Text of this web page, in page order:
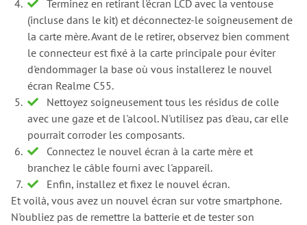
Terminez en retirant l'écran LCD avec la ventouse
(incluse dans le kit) et déconnectez-le soigneusement de
la carte mère. Avant de le retirer, observez bien comment
le connecteur est fixé à la carte principale pour éviter
d'endommager la base où vous installerez le nouvel
écran Realme C55.
Nettoyez soigneusement tous les résidus de colle
avec une gaze et de l'alcool. N'utilisez pas d'eau, car elle
pourrait corroder les composants.
Connectez le nouvel écran à la carte mère et
branchez le câble fourni avec l'appareil.
Enfin, installez et fixez le nouvel écran.
Et voilà, vous avez un nouvel écran sur votre smartphone.
N'oubliez pas de remettre la batterie et de tester son